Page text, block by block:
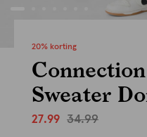
20% korting
Sweater
27.99 34.99